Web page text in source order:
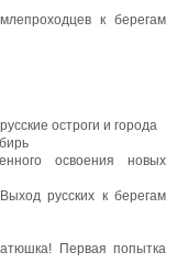
к берегам
остроги и города
освоения новых
русских к берегам
Первая попытка